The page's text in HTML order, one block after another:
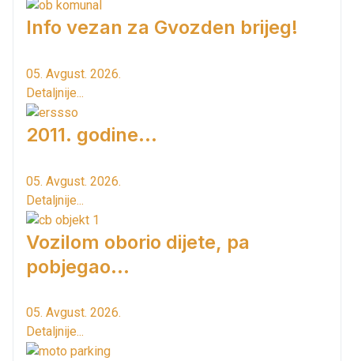
Info vezan za Gvozden brijeg!
05. Avgust. 2026.
Detaljnije...
2011. godine...
05. Avgust. 2026.
Detaljnije...
Vozilom oborio dijete, pa
pobjegao...
05. Avgust. 2026.
Detaljnije...